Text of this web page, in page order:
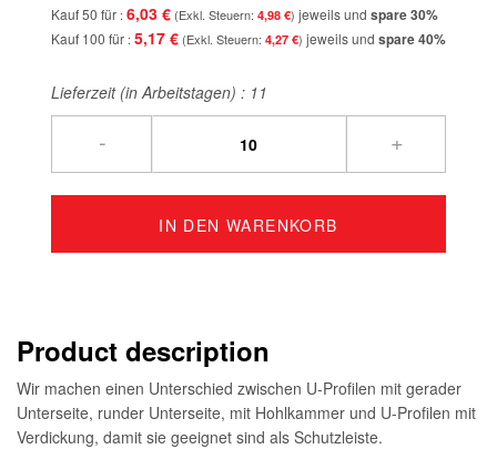
Kauf 50 für 6,03 € 4,98 € jeweils und spare30%
Kauf 100 für 5,17 € 4,27 € jeweils und spare40%
Lieferzeit (in Arbeitstagen) : 11
- +
IN DEN WARENKORB
Product description
Wir machen einen Unterschied zwischen U-Profilen mit gerader
Unterseite, runder Unterseite, mit Hohlkammer und U-Profilen mit
Verdickung, damit sie geeignet sind als Schutzleiste.